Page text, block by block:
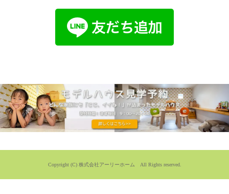
Copyright (C) 株式会社アーリーホーム All Rights reserved.